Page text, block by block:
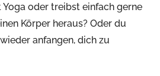
oder treibst einfach gerne
Körper heraus? Oder du
anfangen, dich zu